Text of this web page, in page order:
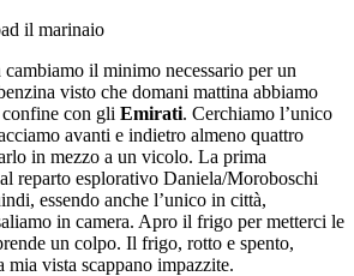
il minimo necessario per un
visto che domani mattina abbiamo
con gli Emirati. Cerchiamo l’unico
avanti e indietro almeno quattro
in mezzo a un vicolo. La prima
reparto esplorativo Daniela/Moroboschi
essendo anche l’unico in città,
in camera. Apro il frigo per metterci le
un colpo. Il frigo, rotto e spento,
vista scappano impazzite.